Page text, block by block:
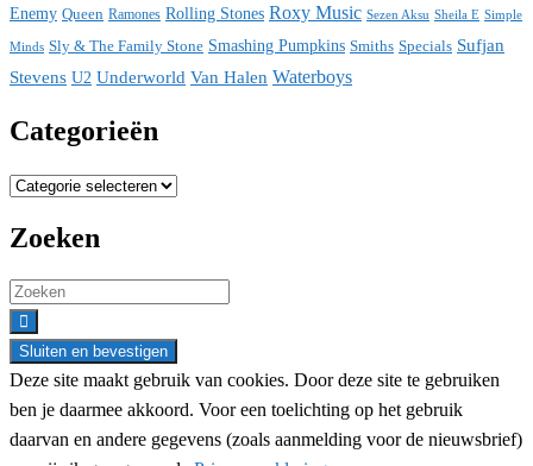
Enemy Queen Ramones Rolling Stones Roxy Music Sezen Aksu Sheila E Simple
Minds Sly & The Family Stone Smashing Pumpkins Smiths Specials Sufjan
Stevens U2 Underworld Van Halen Waterboys
Categorieën
Categorieën
Zoeken
Search
for:
Deze site maakt gebruik van cookies. Door deze site te gebruiken
ben je daarmee akkoord. Voor een toelichting op het gebruik
daarvan en andere gegevens (zoals aanmelding voor de nieuwsbrief)